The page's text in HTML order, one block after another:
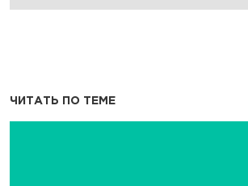
ЧИТАТЬ ПО ТЕМЕ